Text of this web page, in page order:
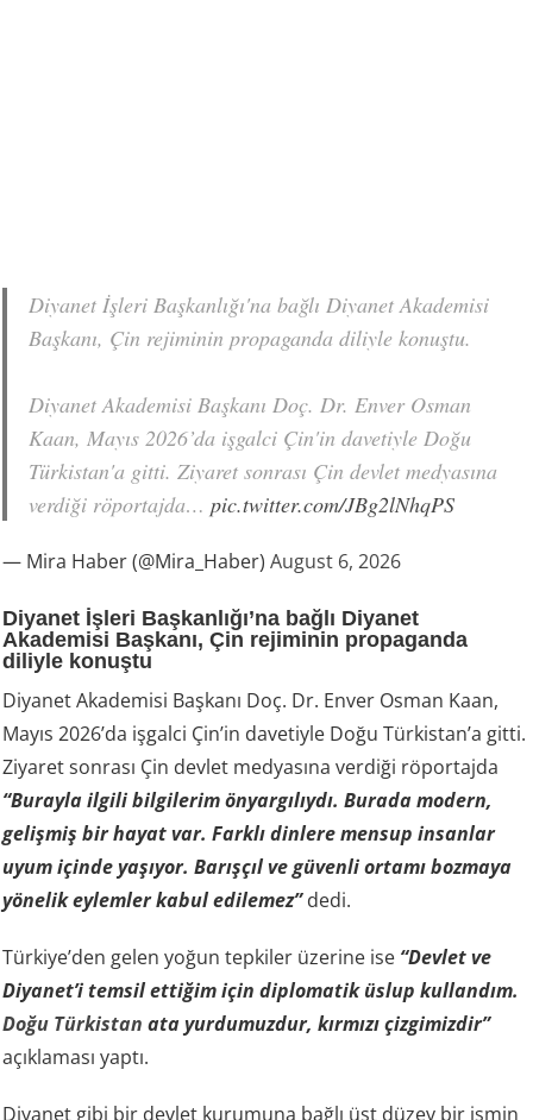
Diyanet İşleri Başkanlığı'na bağlı Diyanet Akademisi
Başkanı, Çin rejiminin propaganda diliyle konuştu.
Diyanet Akademisi Başkanı Doç. Dr. Enver Osman
Kaan, Mayıs 2026’da işgalci Çin'in davetiyle Doğu
Türkistan'a gitti. Ziyaret sonrası Çin devlet medyasına
verdiği röportajda…pic.twitter.com/JBg2lNhqPS
— Mira Haber (@Mira_Haber)August 6, 2026
Diyanet İşleri Başkanlığı’na bağlı Diyanet
Akademisi Başkanı, Çin rejiminin propaganda
diliyle konuştu
Diyanet Akademisi Başkanı Doç. Dr. Enver Osman Kaan,
Mayıs 2026’da işgalci Çin’in davetiyle Doğu Türkistan’a gitti.
Ziyaret sonrası Çin devlet medyasına verdiği röportajda
“Burayla ilgili bilgilerim önyargılıydı. Burada modern,
gelişmiş bir hayat var. Farklı dinlere mensup insanlar
uyum içinde yaşıyor. Barışçıl ve güvenli ortamı bozmaya
yönelik eylemler kabul edilemez”dedi.
Türkiye’den gelen yoğun tepkiler üzerine ise “Devlet ve
Diyanet’i temsil ettiğim için diplomatik üslup kullandım.
Doğu Türkistan ata yurdumuzdur, kırmızı çizgimizdir”
açıklaması yaptı.
Diyanet gibi bir devlet kurumuna bağlı üst düzey bir ismin